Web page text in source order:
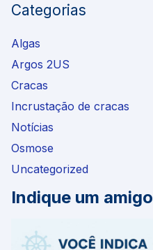
Categorias
Algas
Argos 2US
Cracas
Incrustação de cracas
Notícias
Osmose
Uncategorized
Indique um amigo